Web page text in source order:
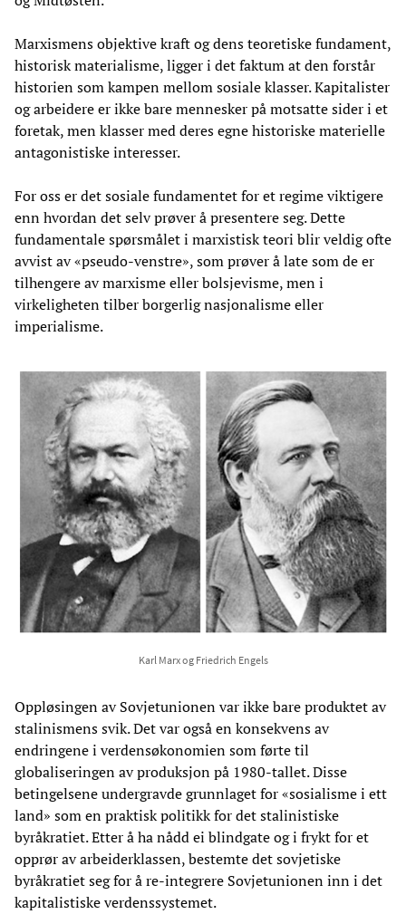
Marxismens objektive kraft og dens teoretiske fundament,
historisk materialisme, ligger i det faktum at den forstår
historien som kampen mellom sosiale klasser. Kapitalister
og arbeidere er ikke bare mennesker på motsatte sider i et
foretak, men klasser med deres egne historiske materielle
antagonistiske interesser.
For oss er det sosiale fundamentet for et regime viktigere
enn hvordan det selv prøver å presentere seg. Dette
fundamentale spørsmålet i marxistisk teori blir veldig ofte
avvist av «pseudo-venstre», som prøver å late som de er
tilhengere av marxisme eller bolsjevisme, men i
virkeligheten tilber borgerlig nasjonalisme eller
imperialisme.
Karl Marx og Friedrich Engels
Oppløsingen av Sovjetunionen var ikke bare produktet av
stalinismens svik. Det var også en konsekvens av
endringene i verdensøkonomien som førte til
globaliseringen av produksjon på 1980-tallet. Disse
betingelsene undergravde grunnlaget for «sosialisme i ett
land» som en praktisk politikk for det stalinistiske
byråkratiet. Etter å ha nådd ei blindgate og i frykt for et
opprør av arbeiderklassen, bestemte det sovjetiske
byråkratiet seg for å re-integrere Sovjetunionen inn i det
kapitalistiske verdenssystemet.